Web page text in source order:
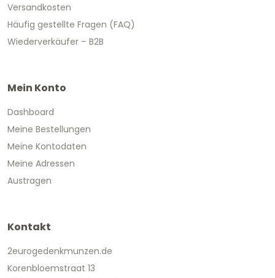
Versandkosten
Häufig gestellte Fragen (FAQ)
Wiederverkäufer – B2B
Mein Konto
Dashboard
Meine Bestellungen
Meine Kontodaten
Meine Adressen
Austragen
Kontakt
2eurogedenkmunzen.de
Korenbloemstraat 13